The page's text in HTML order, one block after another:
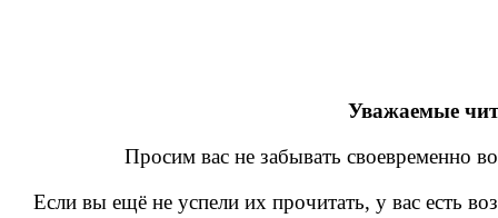
Уважаемые
Просим вас не забывать своевременно
Если вы ещё не успели их прочитать, у вас есть